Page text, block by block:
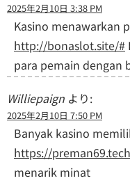
2025年2月10日 3:38 PM
Kasino menawarkan
http://bonaslot.site/#
para pemain dengan
Williepaign より:
2025年2月10日 7:50 PM
Banyak kasino
https://
menarik minat